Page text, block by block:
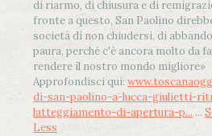
di riarmo, di chiusura e di
fronte a questo, San Paolino
società di non chiudersi, di
paura, perché c'è ancora molto da
rendere il nostro mondo migliore»
Approfondisci qui:
di-san-paolino-a-lucca-giulietti-
latteggiamento-di-apertura-p... ...
Less